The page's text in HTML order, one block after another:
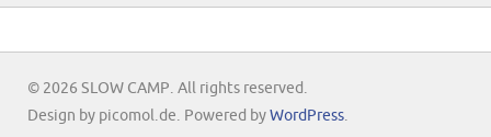
© 2026 SLOW CAMP. All rights reserved.
Design by picomol.de. Powered by WordPress